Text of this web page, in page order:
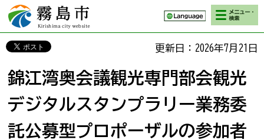
霧島市 Kirishima
city website
検索・メニ
ュー
更新日：2026年7月21日
錦江湾奥会議観光専門部会観光
デジタルスタンプラリー業務委
託公募型プロポーザルの参加者